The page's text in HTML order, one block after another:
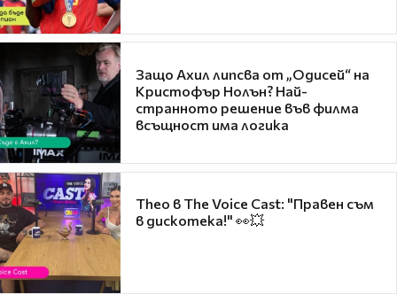
Защо Ахил липсва от „Одисей“ на
Кристофър Нолън? Най-
странното решение във филма
всъщност има логика
Theo в The Voice Cast: "Правен съм
в дискотека!" 👀💥